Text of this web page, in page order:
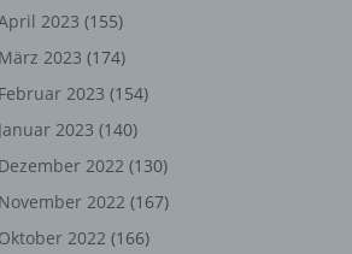
2023 (155)
März 2023 (174)
Februar 2023 (154)
Januar 2023 (140)
Dezember 2022 (130)
November 2022 (167)
Oktober 2022 (166)